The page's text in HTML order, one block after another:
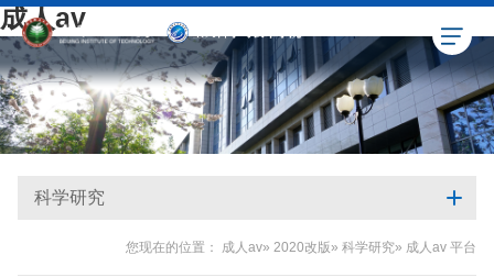
成人av
科学研究
您现在的位置： 成人av» 2020改版» 科学研究» 成人av 平台